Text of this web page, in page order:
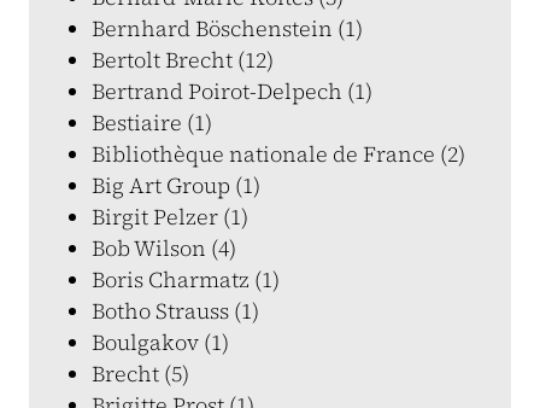
Bernhard Böschenstein (1)
Bertolt Brecht (12)
Bertrand Poirot-Delpech (1)
Bestiaire (1)
Bibliothèque nationale de France (2)
Big Art Group (1)
Birgit Pelzer (1)
Bob Wilson (4)
Boris Charmatz (1)
Botho Strauss (1)
Boulgakov (1)
Brecht (5)